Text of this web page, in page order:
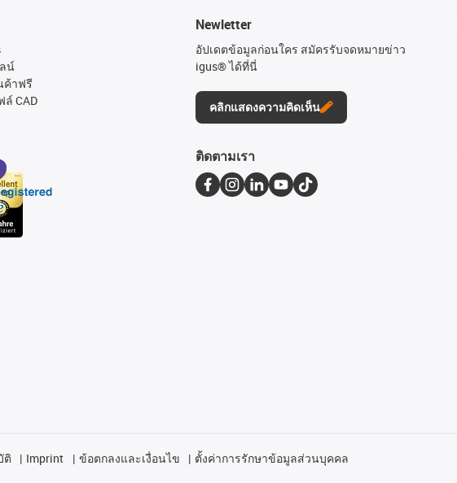
น์
ค้าฟรี
CAD
Newletter
อัปเดตข้อมูลก่อนใคร สมัครรับจดหมายข่าว
igus® ได้ที่นี่
คลิกแสดงความคิดเห็น
ติดตามเรา
ติ Imprint ข้อตกลงและเงื่อนไข ตั้งค่าการรักษาข้อมูลส่วนบุคคล